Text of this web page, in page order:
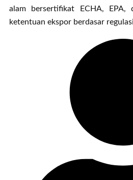
alam bersertifikat ECHA, EPA,
ketentuan ekspor berdasar